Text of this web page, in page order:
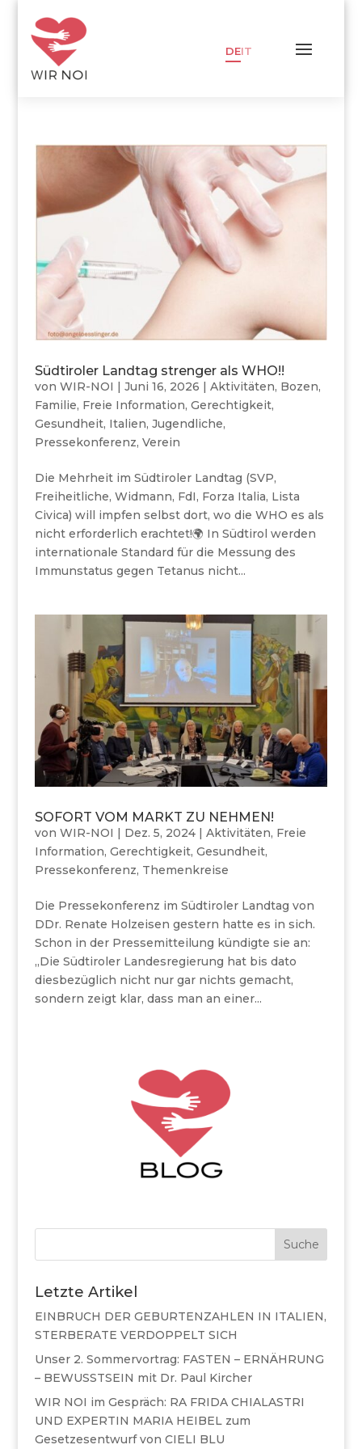
DEIT
Südtiroler Landtag strenger als WHO!!
von WIR-NOI Juni 16, 2026 Aktivitäten, Bozen,
Familie, Freie Information, Gerechtigkeit,
Gesundheit, Italien, Jugendliche,
Pressekonferenz, Verein
Die Mehrheit im Südtiroler Landtag (SVP,
Freiheitliche, Widmann, FdI, Forza Italia, Lista
Civica) will impfen selbst dort, wo die WHO es als
nicht erforderlich erachtet!🌍 In Südtirol werden
internationale Standard für die Messung des
Immunstatus gegen Tetanus nicht...
SOFORT VOM MARKT ZU NEHMEN!
von WIR-NOI | Dez. 5, 2024| Aktivitäten, Freie
Information, Gerechtigkeit, Gesundheit,
Pressekonferenz, Themenkreise
Die Pressekonferenz im Südtiroler Landtag von
DDr. Renate Holzeisen gestern hatte es in sich.
Schon in der Pressemitteilung kündigte sie an:
„Die Südtiroler Landesregierung hat bis dato
diesbezüglich nicht nur gar nichts gemacht,
sondern zeigt klar, dass man an einer...
Suche
Letzte Artikel
EINBRUCH DER GEBURTENZAHLEN IN ITALIEN,
STERBERATE VERDOPPELT SICH
Unser 2. Sommervortrag: FASTEN – ERNÄHRUNG
– BEWUSSTSEIN mit Dr. Paul Kircher
WIR NOI im Gespräch: RA FRIDA CHIALASTRI
UND EXPERTIN MARIA HEIBEL zum
Gesetzesentwurf von CIELI BLU